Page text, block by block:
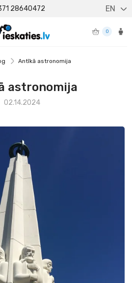
28640472 EN
0
Antīkā astronomija
astronomija
02.14.2024